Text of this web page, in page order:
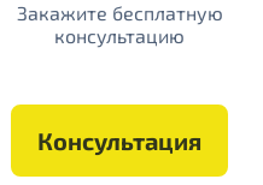
Закажите бесплатную
консультацию
Консультация